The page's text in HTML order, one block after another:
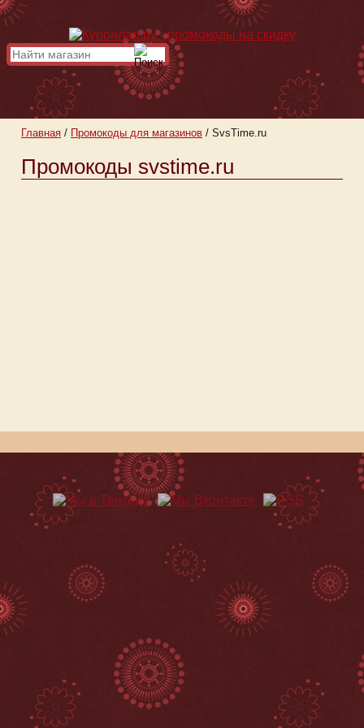
Главная / Промокоды для магазинов / SvsTime.ru
Промокоды svstime.ru